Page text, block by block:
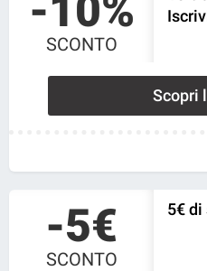
-10%
SCONTO
Scopri
-5€
SCONTO
5€ di